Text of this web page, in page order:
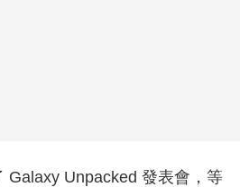
Galaxy Unpacked 發表會，等